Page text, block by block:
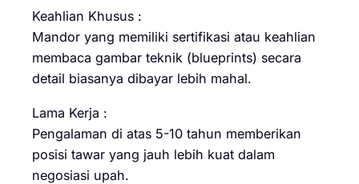
Keahlian Khusus :
Mandor yang memiliki sertifikasi atau keahlian
membaca gambar teknik (blueprints) secara
detail biasanya dibayar lebih mahal.
Lama Kerja :
Pengalaman di atas 5-10 tahun memberikan
posisi tawar yang jauh lebih kuat dalam
negosiasi upah.